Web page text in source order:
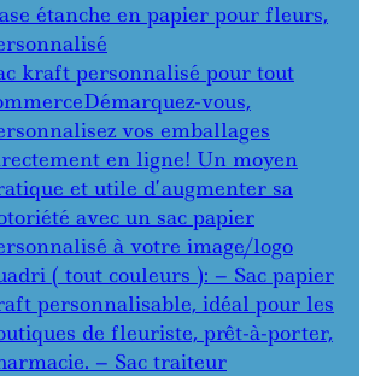
étanche en papier pour fleurs,
kraft personnalisé pour tout
Démarquez-vous,
vos emballages
en ligne! Un moyen
et utile d’augmenter sa
avec un sac papier
à votre image/logo
( tout couleurs ): – Sac papier
personnalisable, idéal pour les
de fleuriste, prêt-à-porter,
– Sac traiteur